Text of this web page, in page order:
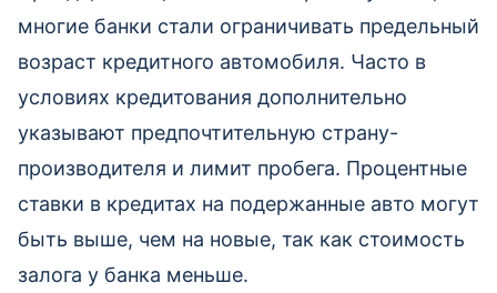
многие банки стали ограничивать предельный
возраст кредитного автомобиля. Часто в
условиях кредитования дополнительно
указывают предпочтительную страну-
производителя и лимит пробега. Процентные
ставки в кредитах на подержанные авто могут
быть выше, чем на новые, так как стоимость
залога у банка меньше.